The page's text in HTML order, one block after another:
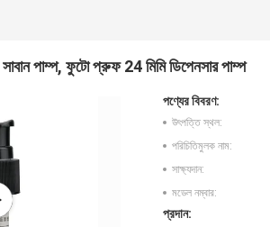
পাম্প, ফুটো প্রুফ 24 মিমি ডিপেনসার পাম্প
পণ্যের বিবরণ:
উৎপত্তি স্থল:
পরিচিতিমুলক নাম:
সাক্ষ্যদান:
মডেল নম্বার:
প্রদান: